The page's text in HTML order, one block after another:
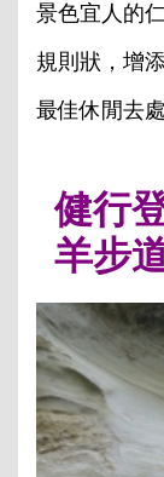
景色宜人的
規則狀，增
最佳休閒去處
健行
羊步